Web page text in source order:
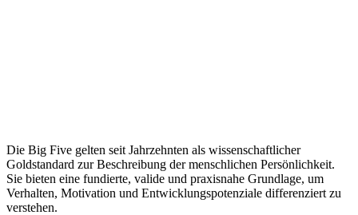
Die Big Five gelten seit Jahrzehnten als wissenschaftlicher
Goldstandard zur Beschreibung der menschlichen Persönlichkeit.
Sie bieten eine fundierte, valide und praxisnahe Grundlage, um
Verhalten, Motivation und Entwicklungspotenziale differenziert zu
verstehen.